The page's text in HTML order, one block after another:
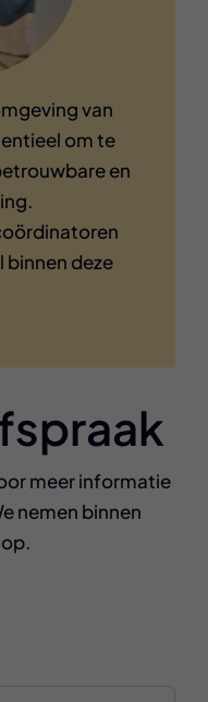
van
om te
en
binnen deze
meer informatie
nemen binnen